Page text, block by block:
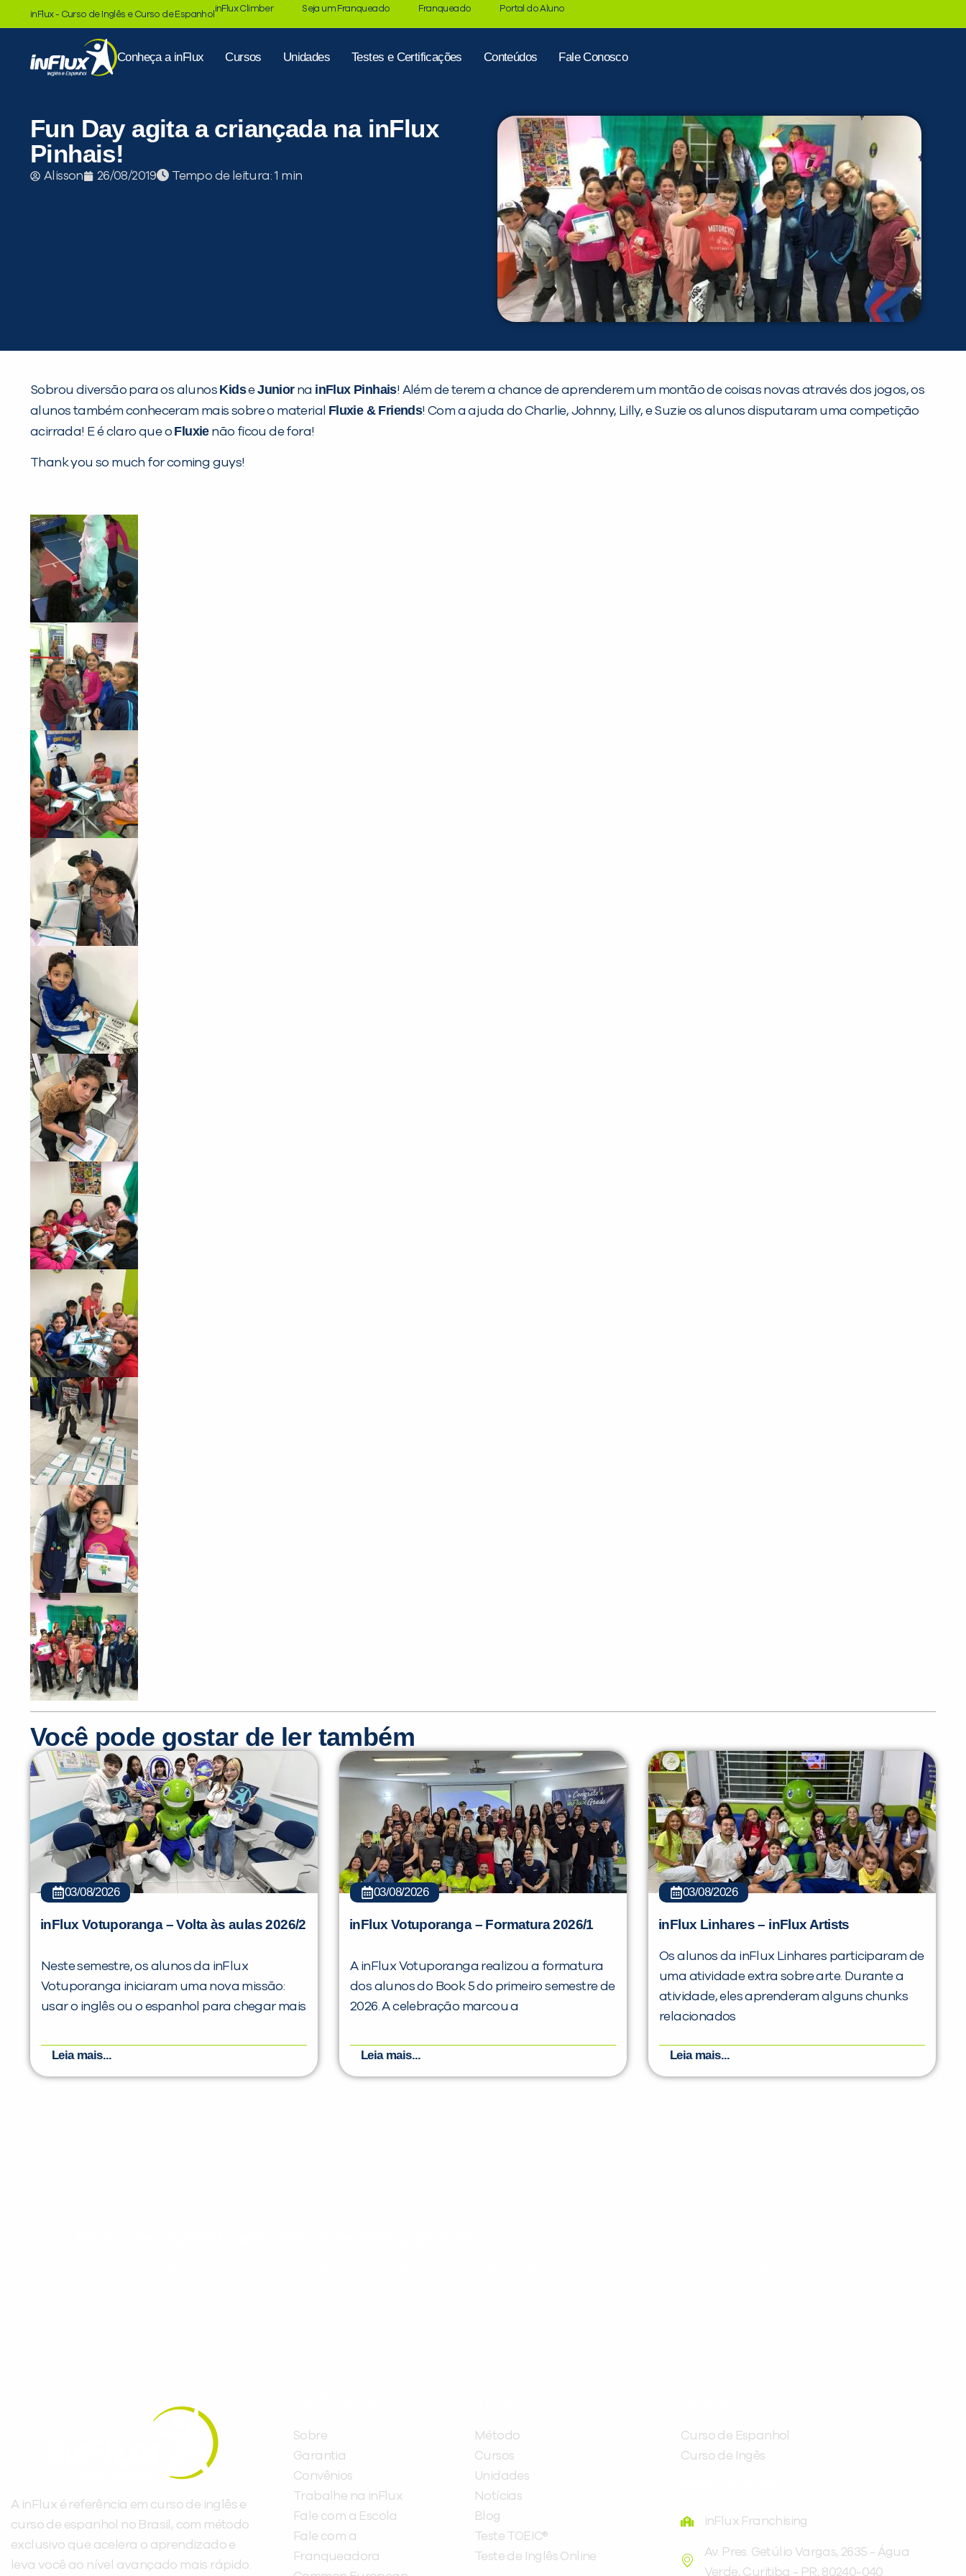
inFlux - Curso de Inglês e Curso de Espanhol
inFlux Climber Seja um Franqueado Franqueado Portal do Aluno
Conheça a inFlux Cursos Unidades Testes e Certificações Conteúdos Fale Conosco
Fun Day agita a criançada na inFlux
Pinhais!
Alisson 26/08/2019 Tempo de leitura:
Sobrou diversão para os alunos KidseJuniorna inFlux Pinhais! Além de terem a chance de aprenderem um montão de coisas novas através dos jogos, os
alunos também conheceram mais sobre o material Fluxie & Friends! Com a ajuda do Charlie, Johnny, Lilly, e Suzie os alunos disputaram uma competição
acirrada! E é claro que o Fluxienão ficou de fora!
Thank you so much for coming guys!
Você pode gostar de ler também
03/08/2026
inFlux Votuporanga – Volta às aulas 2026/2
Neste semestre, os alunos da inFlux
Votuporanga iniciaram uma nova missão:
usar o inglês ou o espanhol para chegar mais
Leia mais...
03/08/2026
inFlux Votuporanga – Formatura 2026/1
A inFlux Votuporanga realizou a formatura
dos alunos do Book 5 do primeiro semestre de
2026. A celebração marcou a
Leia mais...
03/08/2026
inFlux Linhares – inFlux Artists
Os alunos da inFlux Linhares participaram de
uma atividade extra sobre arte. Durante a
atividade, eles aprenderam alguns chunks
relacionados
Leia mais...
A inFlux é referência em curso de inglês e
curso de espanhol no Brasil, com método
exclusivo que acelera o aprendizado e
leva você ao nível avançado mais rápido.
Sobre
Garantia
Convênios
Trabalhe na inFlux
Fale com a Escola
Fale com a
Franqueadora
Método
Cursos
Unidades
Notícias
Blog
Teste TOEIC®
Teste de Inglês Online
Curso de Espanhol
Curso de Ingês
inFlux Franchising
Av. Pres. Getúlio Vargas, 2635 - Água
Verde, Curitiba - PR, 80240-040
Você é aluno inFlux?